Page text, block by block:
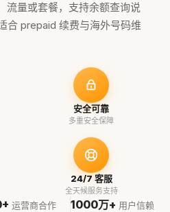
流量或套餐，支持余额查询说
合 prepaid 续费与海外号码维
安全可靠
多重安全保障
24/7 客服
全天候服务支持
运营商合作 1000万+ 用户信赖